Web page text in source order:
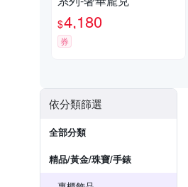
$4,180
券
依分類篩選
全部分類
精品/黃金/珠寶/手錶